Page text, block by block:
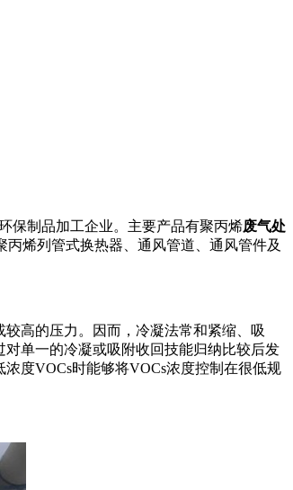
保制品加工企业。主要产品有聚丙烯废气处
烯列管式换热器、通风管道、通风管件及
高的压力。因而，冷凝法常和紧缩、吸
单一的冷凝或吸附收回技能归纳比较后发
度VOCs时能够将VOCs浓度控制在很低规